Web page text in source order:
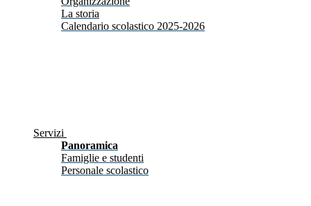
La storia
Calendario scolastico 2025-2026
Servizi
Panoramica
Famiglie e studenti
Personale scolastico